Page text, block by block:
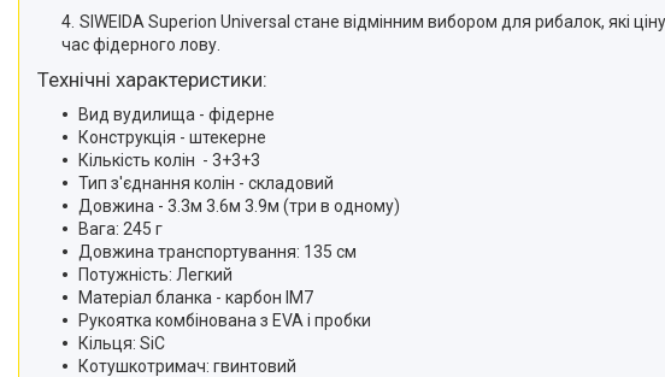
SIWEIDA Superion Universal стане відмінним вибором для рибалок, які
час фідерного лову.
Технічні характеристики:
Вид вудилища - фідерне
Конструкція - штекерне
Кількість колін - 3+3+3
Тип з'єднання колін - складовий
Довжина - 3.3м 3.6м 3.9м (три в одному)
Вага: 245 г
Довжина транспортування: 135 см
Потужність: Легкий
Матеріал бланка - карбон IM7
Рукоятка комбінована з EVA і пробки
Кільця: SiC
Котушкотримач: гвинтовий